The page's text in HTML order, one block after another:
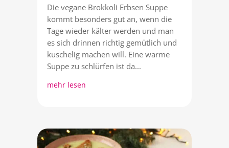
Die vegane Brokkoli Erbsen Suppe
kommt besonders gut an, wenn die
Tage wieder kälter werden und man
es sich drinnen richtig gemütlich und
kuschelig machen will. Eine warme
Suppe zu schlürfen ist da...
mehr lesen